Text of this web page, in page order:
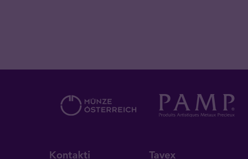
Kontakti Tavex